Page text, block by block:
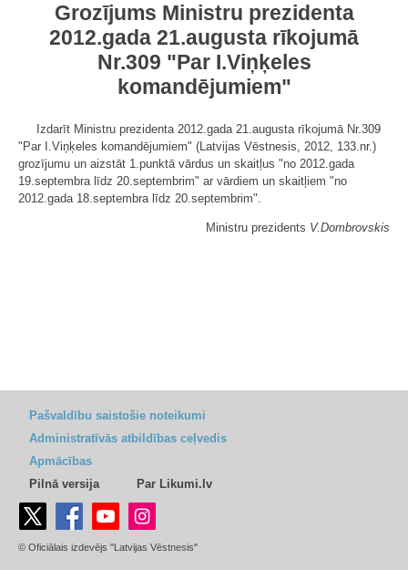
Grozījums Ministru prezidenta
2012.gada 21.augusta rīkojumā
Nr.309 "Par I.Viņķeles
komandējumiem"
Izdarīt Ministru prezidenta 2012.gada 21.augusta rīkojumā Nr.309
"Par I.Viņķeles komandējumiem" (Latvijas Vēstnesis, 2012, 133.nr.)
grozījumu un aizstāt 1.punktā vārdus un skaitļus "no 2012.gada
19.septembra līdz 20.septembrim" ar vārdiem un skaitļiem "no
2012.gada 18.septembra līdz 20.septembrim".
Ministru prezidents V.Dombrovskis
Pašvaldību saistošie noteikumi
Administratīvās atbildības ceļvedis
Apmācības
Pilnā versija
Par Likumi.lv
© Oficiālais izdevējs "Latvijas Vēstnesis"